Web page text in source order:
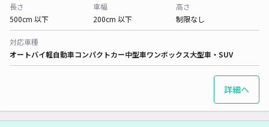
長さ
500cm 以下
車幅
200cm 以下
高さ
制限なし
対応車種
オートバイ軽自動車コンパクトカー中型車ワンボックス大型車・SUV
詳細へ